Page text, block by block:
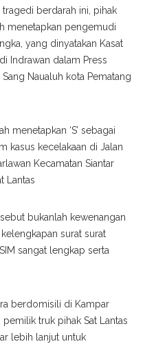
tragedi berdarah ini, pihak
menetapkan pengemudi
yang dinyatakan Kasat
Indrawan dalam Press
Naualuh kota Pematang
menetapkan ‘S’ sebagai
kasus kecelakaan di Jalan
Kecamatan Siantar
Lantas
bukanlah kewenangan
surat surat
sangat lengkap serta
berdomisili di Kampar
truk pihak Sat Lantas
lebih lanjut untuk